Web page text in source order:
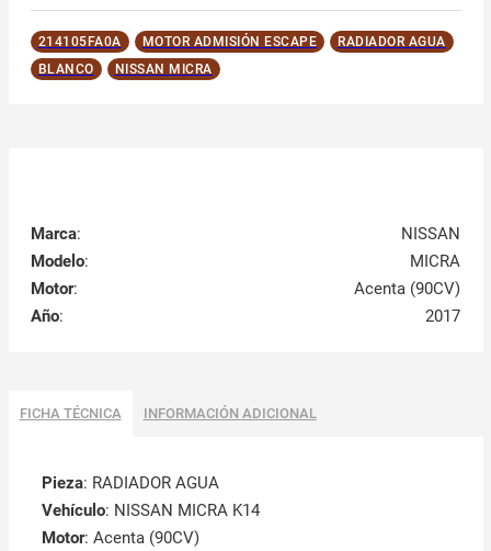
214105FA0A MOTOR ADMISIÓN ESCAPE
RADIADOR AGUA
BLANCO
NISSAN MICRA
Marca:
NISSAN
Modelo:
MICRA
Motor:
Acenta (90CV)
Año: 2017
FICHA TÉCNICA INFORMACIÓN ADICIONAL
Pieza: RADIADOR AGUA
Vehículo: NISSAN MICRA K14
Motor: Acenta (90CV)